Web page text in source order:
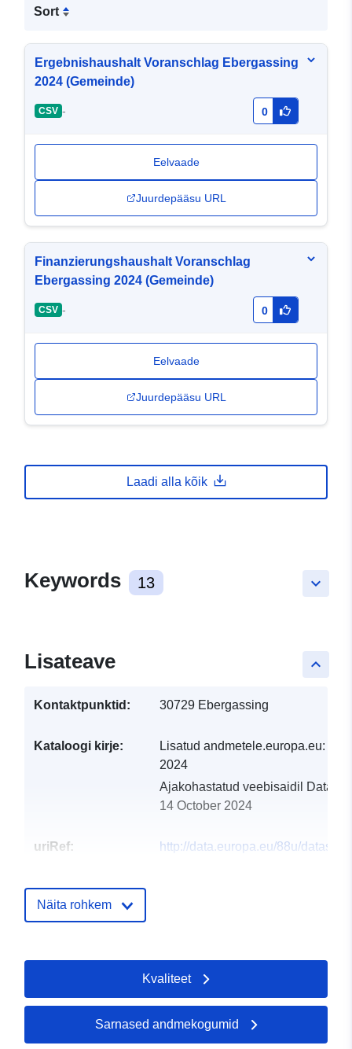
Sort
Ergebnishaushalt Voranschlag Ebergassing
2024 (Gemeinde)
CSV - 0
Eelvaade
Juurdepääsu URL
Finanzierungshaushalt Voranschlag
Ebergassing 2024 (Gemeinde)
CSV - 0
Eelvaade
Juurdepääsu URL
Laadi alla kõik
keyboard_arrow_down
Keywords 13
keyboard_arrow_up
Lisateave
Kontaktpunktid: 30729 Ebergassing
Kataloogi kirje: Lisatud andmetele.europa.eu:
2024
Ajakohastatud veebisaidil
14 October 2024
uriRef:
http://data.europa.eu/88u/dataset/
Näita rohkem
Kvaliteet
Sarnased andmekogumid